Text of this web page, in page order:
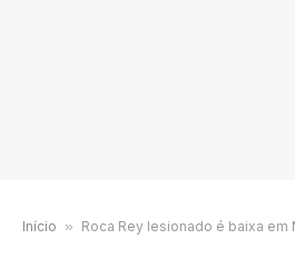
Início » Roca Rey lesionado é baixa em